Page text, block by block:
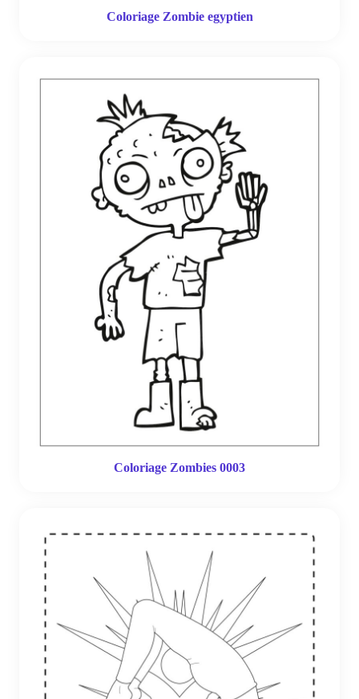
Coloriage Zombie egyptien
Coloriage Zombies 0003